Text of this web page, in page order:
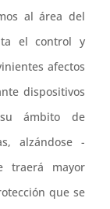
al área del
el control y
afectos
dispositivos
ámbito de
alzándose -
traerá mayor
que se